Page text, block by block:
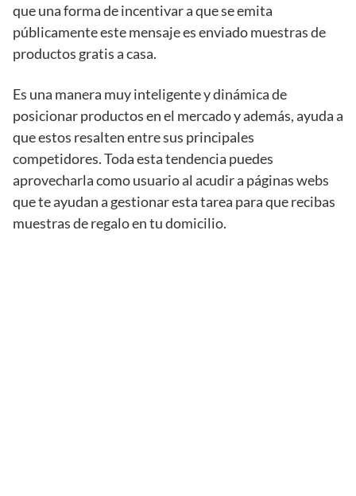
que una forma de incentivar a que se emita
públicamente este mensaje es enviado muestras de
productos gratis a casa.
Es una manera muy inteligente y dinámica de
posicionar productos en el mercado y además, ayuda a
que estos resalten entre sus principales
competidores. Toda esta tendencia puedes
aprovecharla como usuario al acudir a páginas webs
que te ayudan a gestionar esta tarea para que recibas
muestras de regalo en tu domicilio.